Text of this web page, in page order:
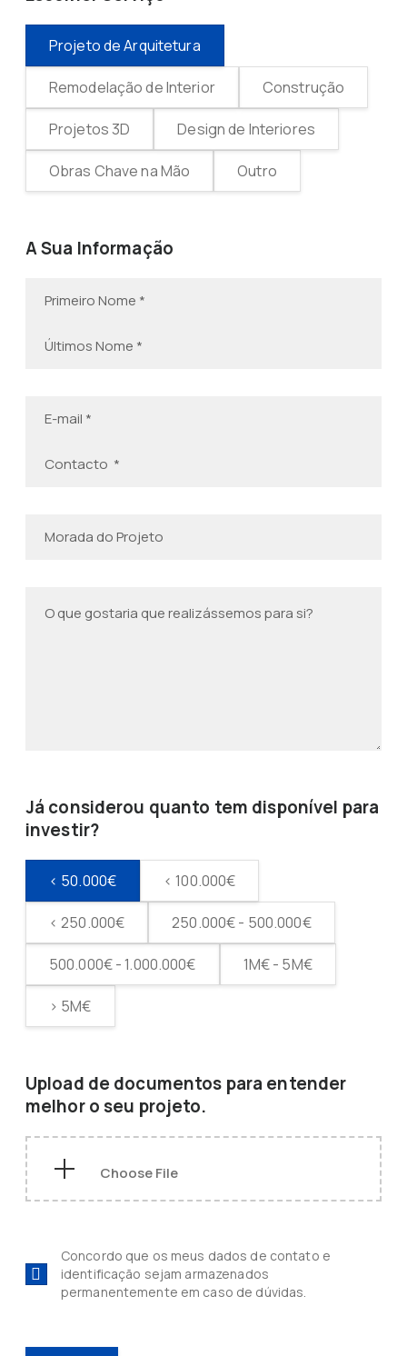
Projeto de Arquitetura
Remodelação de Interior Construção
Projetos 3D Design de Interiores
Obras Chave na Mão Outro
A Sua Informação
Já considerou quanto tem disponível para
investir?
< 50.000€ < 100.000€
< 250.000€ 250.000€ - 500.000€
500.000€ - 1.000.000€ 1M€ - 5M€
> 5M€
Upload de documentos para entender
melhor o seu projeto.
Concordo que os meus dados de contato e
identificação sejam armazenados
permanentemente em caso de dúvidas.